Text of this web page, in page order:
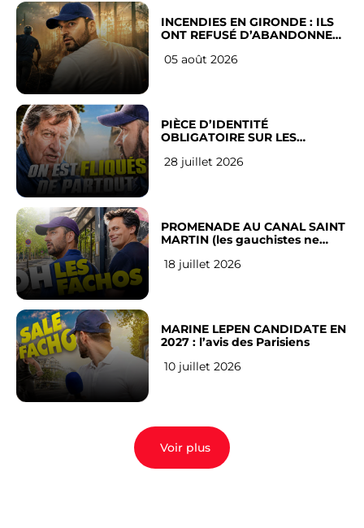
INCENDIES EN GIRONDE : ILS
ONT REFUSÉ D’ABANDONNER
05 août 2026
PIÈCE D’IDENTITÉ
OBLIGATOIRE SUR LES
Français
28 juillet 2026
PROMENADE AU CANAL SAINT
MARTIN (les gauchistes ne
18 juillet 2026
MARINE LEPEN CANDIDATE EN
2027 : l’avis des Parisiens
10 juillet 2026
Voir plus